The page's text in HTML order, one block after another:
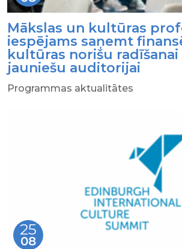
Mākslas un kultūras
iespējams saņemt
kultūras norišu
jauniešu auditorijai
Programmas aktualitātes
25
08